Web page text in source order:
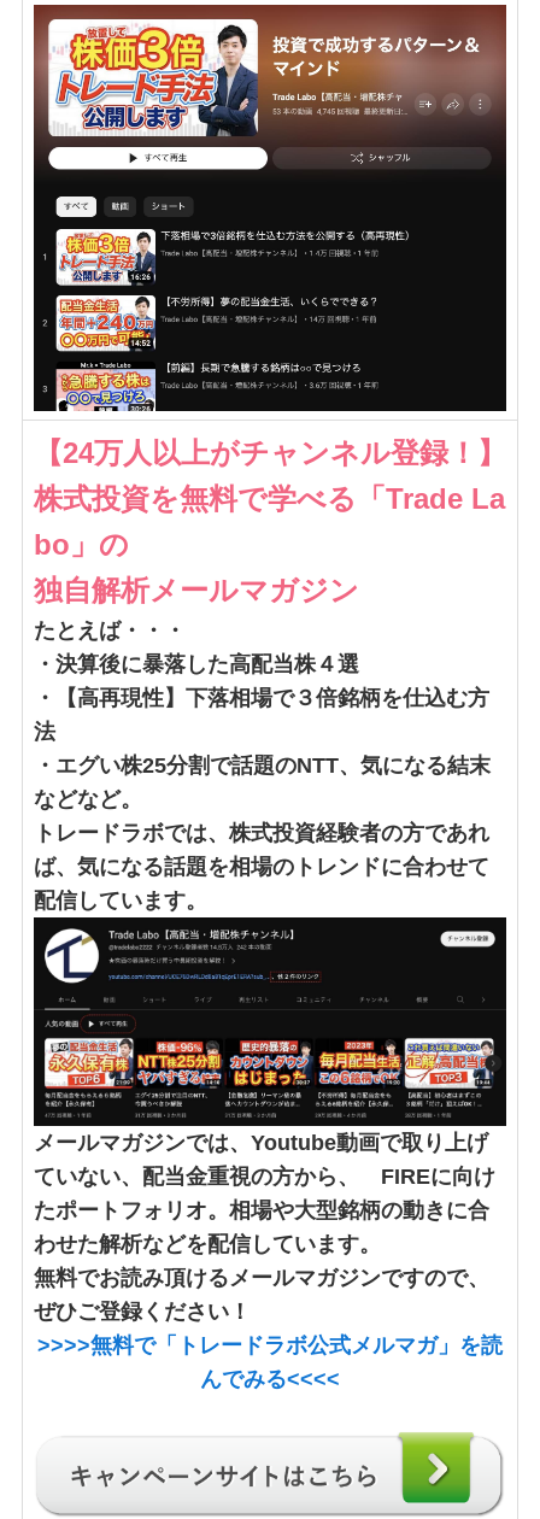
【24万人以上がチャンネル登録！】
株式投資を無料で学べる「Trade La
bo」の
独自解析メールマガジン
たとえば・・・
・決算後に暴落した高配当株４選
・【高再現性】下落相場で３倍銘柄を仕込む方
法
・エグい株25分割で話題のNTT、気になる結末
などなど。
トレードラボでは、株式投資経験者の方であれ
ば、気になる話題を相場のトレンドに合わせて
配信しています。
メールマガジンでは、Youtube動画で取り上げ
ていない、配当金重視の方から、 FIREに向け
たポートフォリオ。相場や大型銘柄の動きに合
わせた解析などを配信しています。
無料でお読み頂けるメールマガジンですので、
ぜひご登録ください！
>>>>無料で「トレードラボ公式メルマガ」 を読
んでみる<<<<